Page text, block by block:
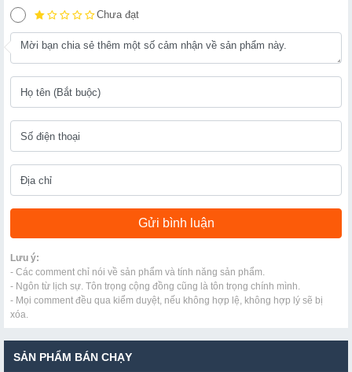
Chưa đạt
Lưu ý:
- Các comment chỉ nói về sản phẩm và tính năng sản phẩm.
- Ngôn từ lịch sự. Tôn trọng cộng đồng cũng là tôn trọng chính mình.
- Mọi comment đều qua kiểm duyệt, nếu không hợp lệ, không hợp lý sẽ bị
xóa.
SẢN PHẨM BÁN CHẠY